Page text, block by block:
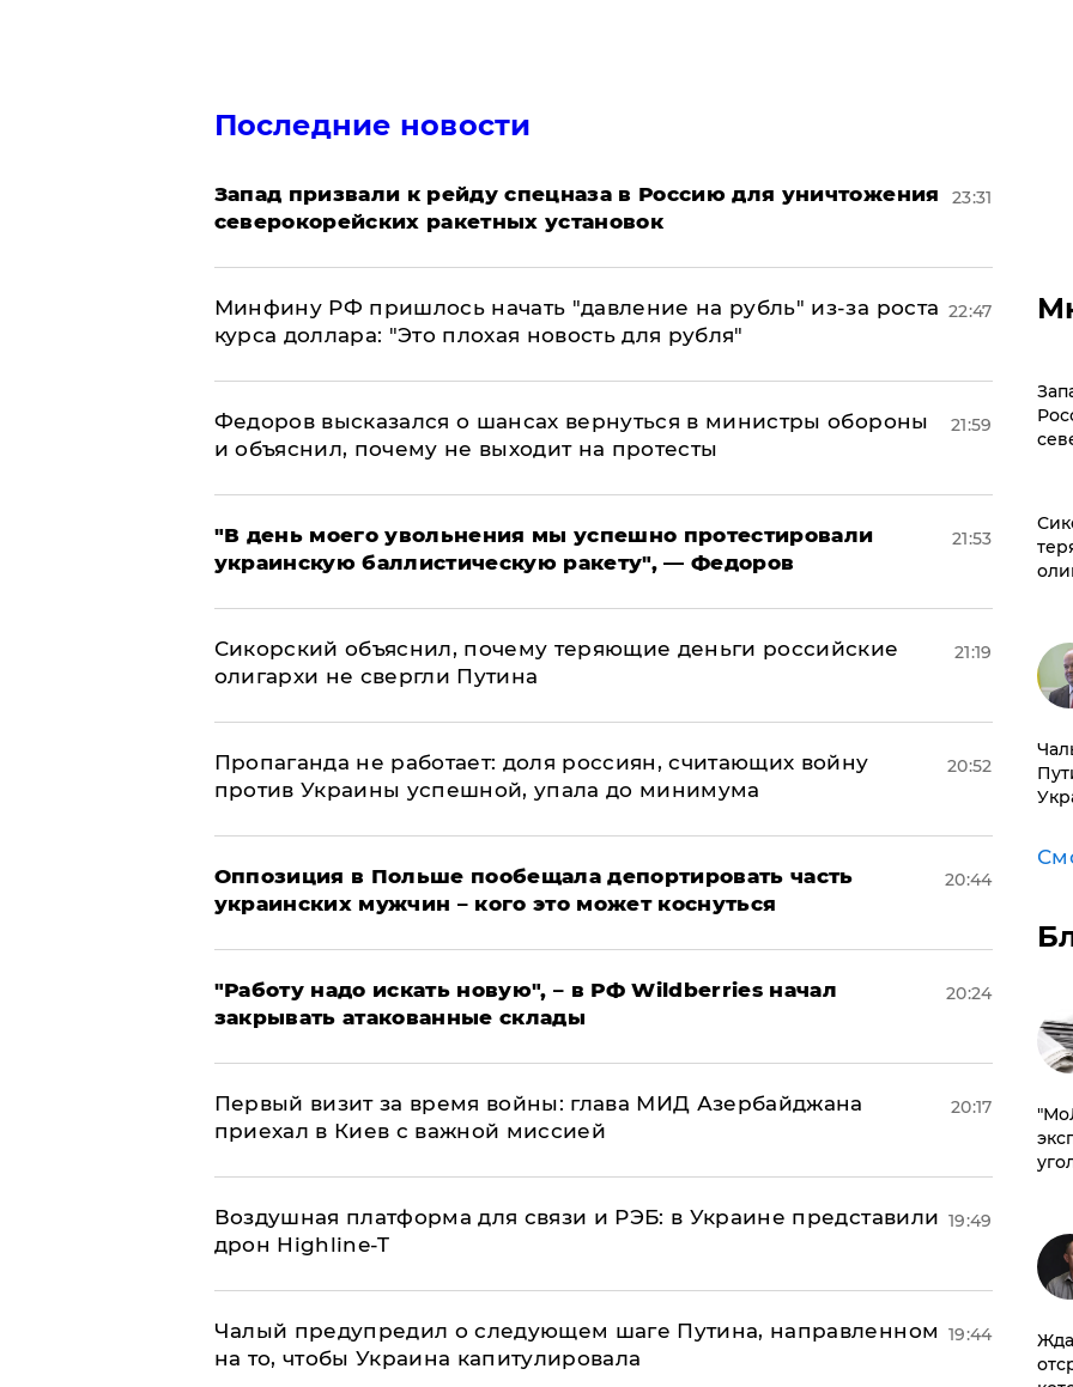
Последние новости
Запад призвали к рейду спецназа в Россию для уничтожения
северокорейских ракетных установок
23:31
Минфину РФ пришлось начать "давление на рубль" из-за роста
курса доллара: "Это плохая новость для рубля"
22:47
Федоров высказался о шансах вернуться в министры обороны
и объяснил, почему не выходит на протесты
21:59
​"В день моего увольнения мы успешно протестировали
украинскую баллистическую ракету", — Федоров
21:53
Сикорский объяснил, почему теряющие деньги российские
олигархи не свергли Путина
21:19
​Пропаганда не работает: доля россиян, считающих войну
против Украины успешной, упала до минимума
20:52
Оппозиция в Польше пообещала депортировать часть
украинских мужчин – кого это может коснуться
20:44
"Работу надо искать новую", – в РФ Wildberries начал
закрывать атакованные склады
20:24
Первый визит за время войны: глава МИД Азербайджана
приехал в Киев с важной миссией
20:17
Воздушная платформа для связи и РЭБ: в Украине представили
дрон Highline-T
19:49
Чалый предупредил о следующем шаге Путина, направленном
на то, чтобы Украина капитулировала
19:44